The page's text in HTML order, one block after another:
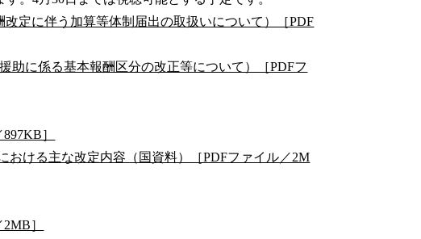
改定に伴う加算等体制届出の取扱いについて）［PDF
助に係る基本報酬区分の改正等について）［PDFフ
］
ける主な改定内容（国資料）［PDFファイル／2M
］